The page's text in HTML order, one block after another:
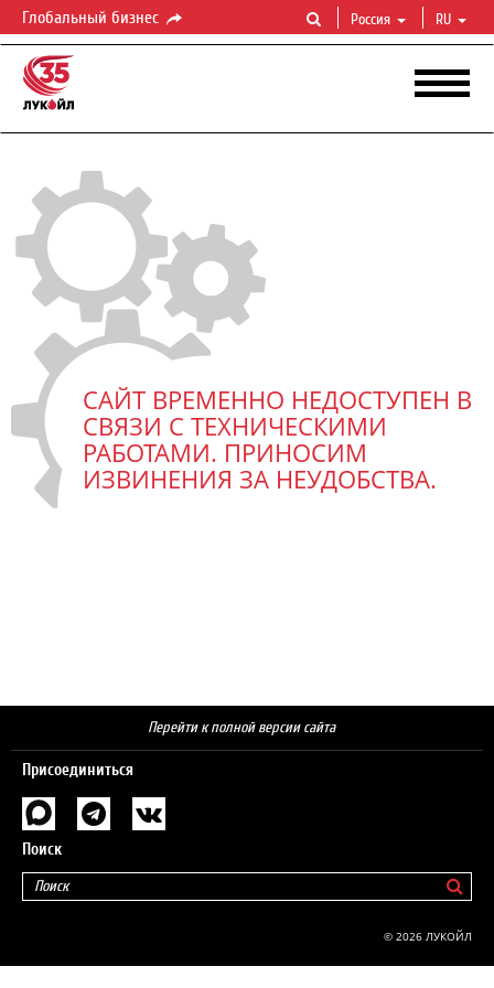
Глобальный бизнес Россия RU
САЙТ ВРЕМЕННО НЕДОСТУПЕН В
СВЯЗИ С ТЕХНИЧЕСКИМИ
РАБОТАМИ. ПРИНОСИМ
ИЗВИНЕНИЯ ЗА НЕУДОБСТВА.
Перейти к полной версии сайта
Присоединиться
Поиск
© 2026 ЛУКОЙЛ